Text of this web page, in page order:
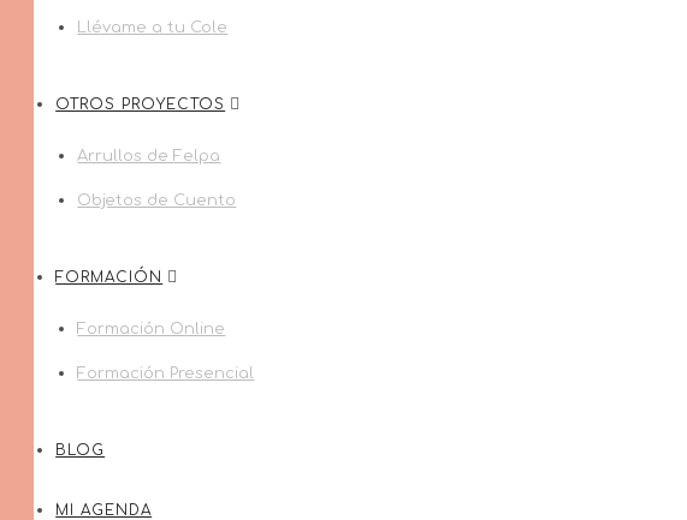
Llévame a tu Cole
OTROS PROYECTOS
Arrullos de Felpa
Objetos de Cuento
FORMACIÓN
Formación Online
Formación Presencial
BLOG
MI AGENDA